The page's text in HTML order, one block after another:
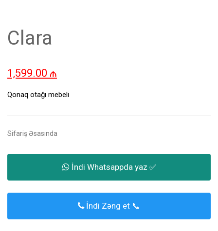
Clara
1,599.00 ₼
Qonaq otağı mebeli
Sifariş Əsasında
İndi Whatsappda yaz ✅
İndi Zəng et 📞